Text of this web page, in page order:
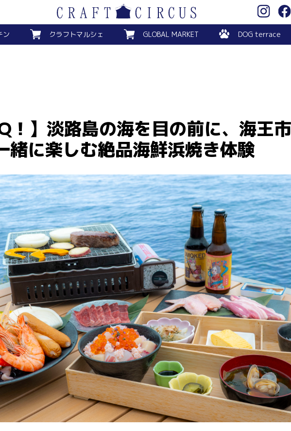
ン クラフトマルシェ GLOBAL MARKET DOG terrace
！】淡路島の海を目の前に、海王
緒に楽しむ絶品海鮮浜焼き体験